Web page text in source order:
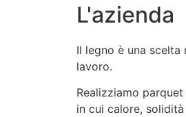
L'azienda
Il legno è una
lavoro.
Realizziamo
in cui calore,